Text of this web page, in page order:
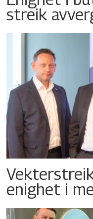
streik
enighet i